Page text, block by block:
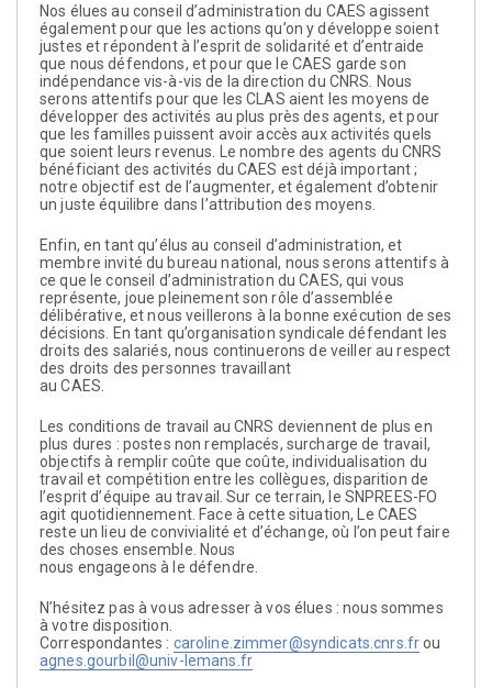
Nos élues au conseil d’administration du CAES agissent
également pour que les actions qu’on y développe soient
justes et répondent à l’esprit de solidarité et d’entraide
que nous défendons, et pour que le CAES garde son
indépendance vis-à-vis de la direction du CNRS. Nous
serons attentifs pour que les CLAS aient les moyens de
développer des activités au plus près des agents, et pour
que les familles puissent avoir accès aux activités quels
que soient leurs revenus. Le nombre des agents du CNRS
bénéficiant des activités du CAES est déjà important ;
notre objectif est de l’augmenter, et également d’obtenir
un juste équilibre dans l’attribution des moyens.
Enfin, en tant qu’élus au conseil d’administration, et
membre invité du bureau national, nous serons attentifs à
ce que le conseil d’administration du CAES, qui vous
représente, joue pleinement son rôle d’assemblée
délibérative, et nous veillerons à la bonne exécution de ses
décisions. En tant qu’organisation syndicale défendant les
droits des salariés, nous continuerons de veiller au respect
des droits des personnes travaillant
au CAES.
Les conditions de travail au CNRS deviennent de plus en
plus dures : postes non remplacés, surcharge de travail,
objectifs à remplir coûte que coûte, individualisation du
travail et compétition entre les collègues, disparition de
l’esprit d’équipe au travail. Sur ce terrain, le SNPREES-FO
agit quotidiennement. Face à cette situation, Le CAES
reste un lieu de convivialité et d’échange, où l’on peut faire
des choses ensemble. Nous
nous engageons à le défendre.
N’hésitez pas à vous adresser à vos élues : nous sommes
à votre disposition.
Correspondantes : caroline.zimmer@syndicats.cnrs.frou
agnes.gourbil@univ-lemans.fr